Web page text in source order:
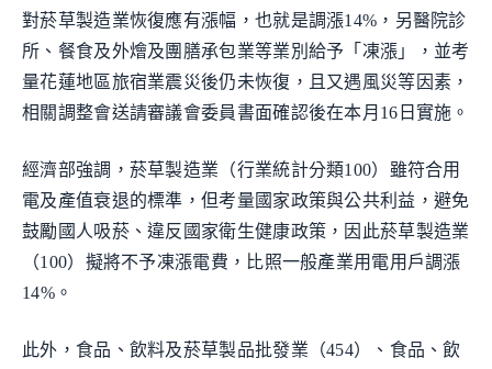
對菸草製造業恢復應有漲幅，也就是調漲14%，另醫院診
所、餐食及外燴及團膳承包業等業別給予「凍漲」，並考
量花蓮地區旅宿業震災後仍未恢復，且又遇風災等因素，
相關調整會送請審議會委員書面確認後在本月16日實施。
經濟部強調，菸草製造業（行業統計分類100）雖符合用
電及產值衰退的標準，但考量國家政策與公共利益，避免
鼓勵國人吸菸、違反國家衛生健康政策，因此菸草製造業
（100）擬將不予凍漲電費，比照一般產業用電用戶調漲
14%。
此外，食品、飲料及菸草製品批發業（454）、食品、飲